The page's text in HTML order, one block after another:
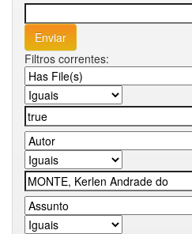
Filtros correntes: